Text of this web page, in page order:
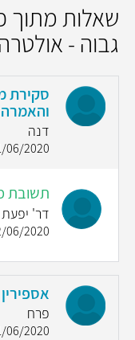
שאלות מתוך
גבוה -
סקירת
דנה
2020 | 14:19
תשובת
דר'
2020 | 08:39
אספירין
פרח
2020 | 17:03